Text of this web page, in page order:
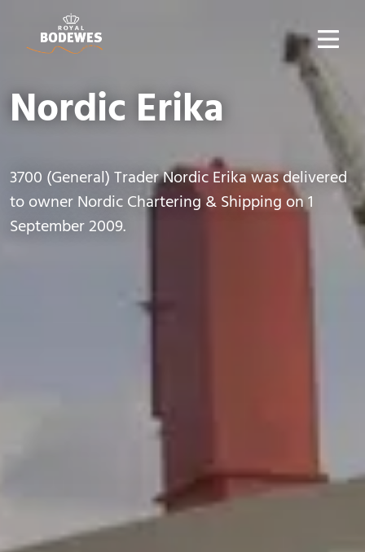
Nordic Erika
3700 (General) Trader Nordic Erika was delivered
to owner Nordic Chartering & Shipping on 1
September 2009.